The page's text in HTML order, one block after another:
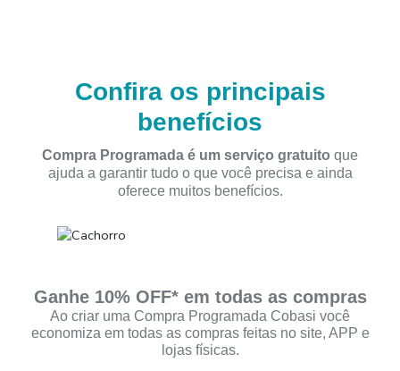
Confira os principais
benefícios
Compra Programada é um serviço gratuito que
ajuda a garantir tudo o que você precisa e ainda
oferece muitos benefícios.
Ganhe 10% OFF* em todas as compras
Ao criar uma Compra Programada Cobasi você
economiza em todas as compras feitas no site, APP e
lojas físicas.